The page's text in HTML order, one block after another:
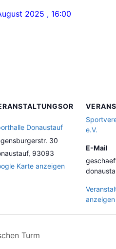
2025 , 16:00
Donaustauf
30
, 93093
Karte anzeigen
e.V.
E-Mail
anzeigen
Turm